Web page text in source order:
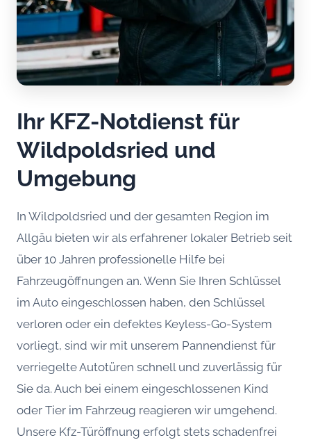
Ihr KFZ-Notdienst für
Wildpoldsried und
Umgebung
In Wildpoldsried und der gesamten Region im
Allgäu bieten wir als erfahrener lokaler Betrieb seit
über 10 Jahren professionelle Hilfe bei
Fahrzeugöffnungen an. Wenn Sie Ihren Schlüssel
im Auto eingeschlossen haben, den Schlüssel
verloren oder ein defektes Keyless-Go-System
vorliegt, sind wir mit unserem Pannendienst für
verriegelte Autotüren schnell und zuverlässig für
Sie da. Auch bei einem eingeschlossenen Kind
oder Tier im Fahrzeug reagieren wir umgehend.
Unsere Kfz-Türöffnung erfolgt stets schadenfrei